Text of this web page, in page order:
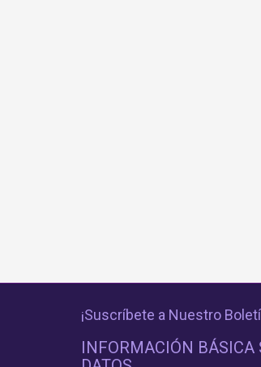
¡Suscríbete a Nuestro
INFORMACIÓN BÁSICA